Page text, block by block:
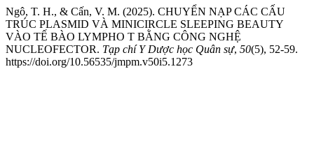
Ngô, T. H., & Cấn, V. M. (2025). CHUYỂN NẠP CÁC CẤU
TRÚC PLASMID VÀ MINICIRCLE SLEEPING BEAUTY
VÀO TẾ BÀO LYMPHO T BẰNG CÔNG NGHỆ
NUCLEOFECTOR. Tạp chí Y Dược học Quân sự, 50(5), 52-59.
https://doi.org/10.56535/jmpm.v50i5.1273